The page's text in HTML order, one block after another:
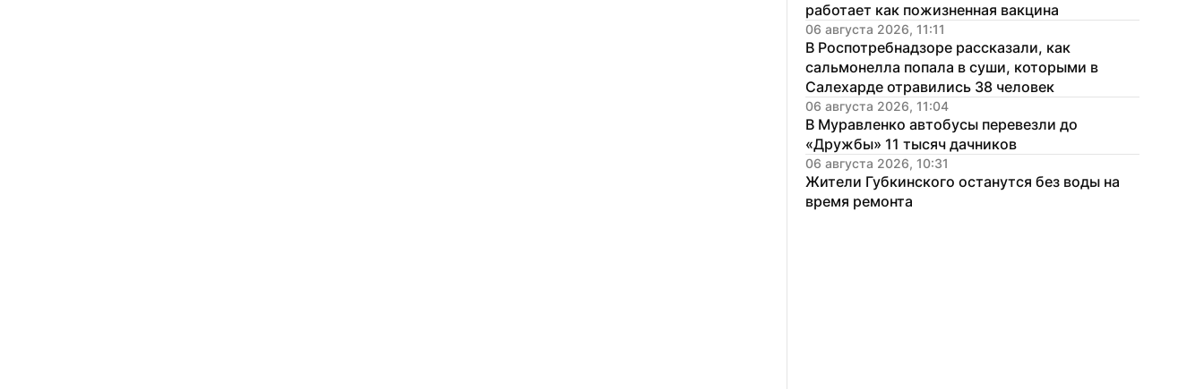
работает как пожизненная вакцина
06 августа 2026, 11:11
В Роспотребнадзоре рассказали, как
сальмонелла попала в суши, которыми в
Салехарде отравились 38 человек
06 августа 2026, 11:04
В Муравленко автобусы перевезли до
«Дружбы» 11 тысяч дачников
06 августа 2026, 10:31
Жители Губкинского останутся без воды на
время ремонта